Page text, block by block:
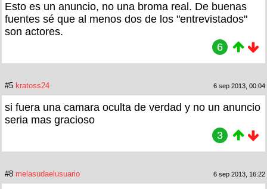
Esto es un anuncio, no una broma real. De buenas
fuentes sé que al menos dos de los "entrevistados"
son actores.
6
#5 kratoss24 6 sep 2013, 00:04
si fuera una camara oculta de verdad y no un anuncio
seria mas gracioso
3
#8 melasudaelusuario 6 sep 2013, 16:22